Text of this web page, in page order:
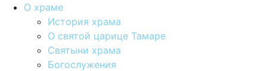
О храме
История храма
О святой царице Тамаре
Святыни храма
Богослужения